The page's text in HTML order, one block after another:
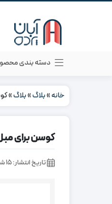
دسته بندی
خانه»بلاگ»بلاگ»
کوسن برای
تاریخ انتشار:۱۵ شهریور ۱۴۰۴